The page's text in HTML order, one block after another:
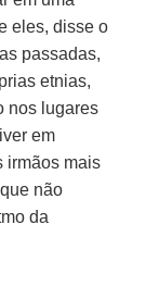
eles, disse o
passadas,
etnias,
nos lugares
em
irmãos mais
não
da